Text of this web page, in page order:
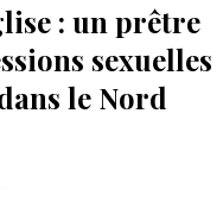
: un prêtre
sexuelles
le Nord